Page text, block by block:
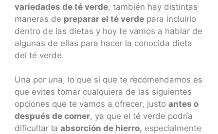
variedades de té verde, también hay distintas
maneras de preparar el té verde para incluirlo
dentro de las dietas y hoy te vamos a hablar de
algunas de ellas para hacer la conocida dieta
del té verde.
Una por una, lo que sí que te recomendamos es
que evites tomar cualquiera de las siguientes
opciones que te vamos a ofrecer, justo antes o
después de comer, ya que el té verde podría
dificultar la absorción de hierro, especialmente